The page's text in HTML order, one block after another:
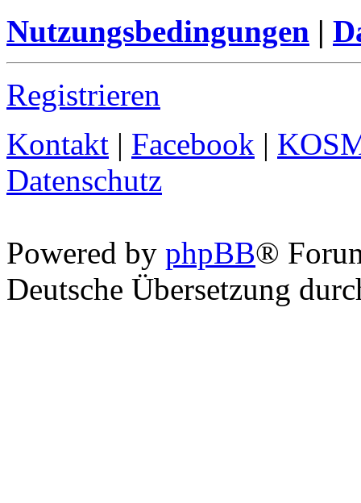
Nutzungsbedingungen |
Registrieren
Kontakt | Facebook |
Datenschutz
Powered by phpBB®
Deutsche Übersetzung